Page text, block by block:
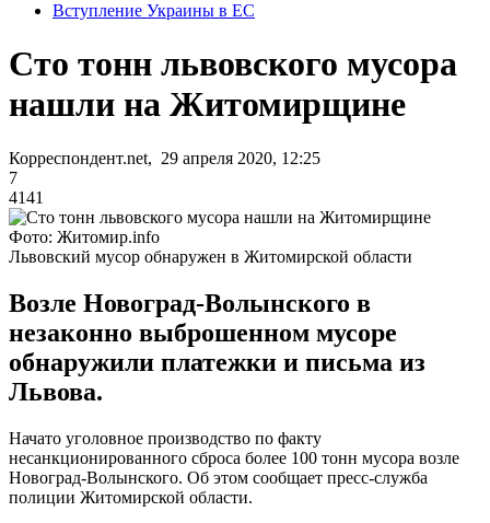
Вступление Украины в ЕС
Сто тонн львовского мусора
нашли на Житомирщине
Корреспондент.net, 29 апреля 2020, 12:25
7
4141
Фото: Житомир.info
Львовский мусор обнаружен в Житомирской области
Возле Новоград-Волынского в
незаконно выброшенном мусоре
обнаружили платежки и письма из
Львова.
Начато уголовное производство по факту
несанкционированного сброса более 100 тонн мусора возле
Новоград-Волынского. Об этом сообщает пресс-служба
полиции Житомирской области.